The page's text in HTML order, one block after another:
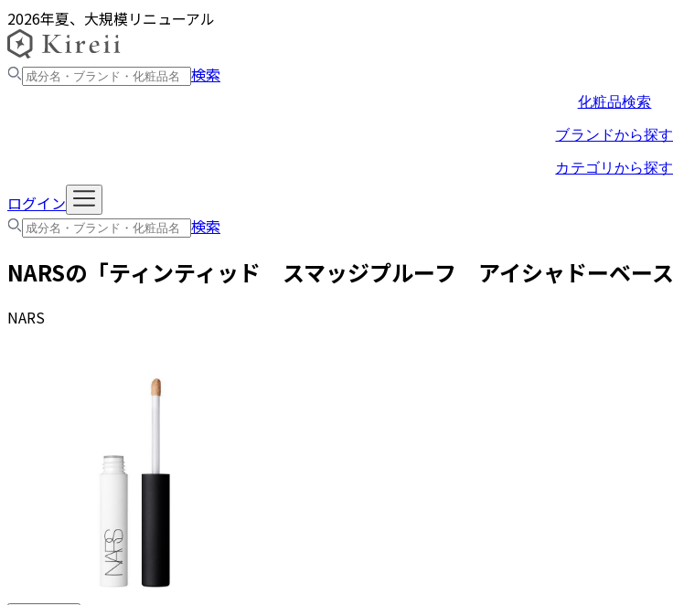
2026年夏、大規模リニューアル
検索
化粧品検索
ブランドから探す
カテゴリから探す
ログイン
検索
NARSの「ティンティッド スマッジプルーフ アイシャドーベース
NARS